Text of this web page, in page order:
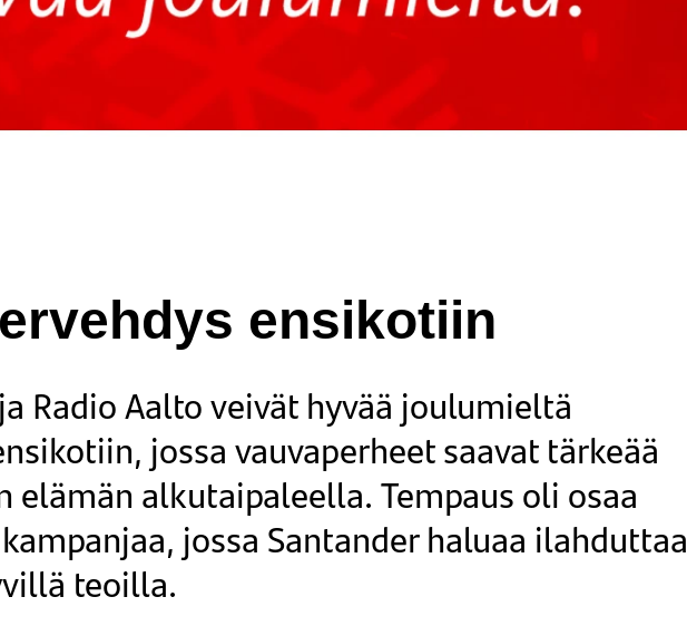
ensikotiin
Radio Aalto veivät hyvää joulumieltä
jossa vauvaperheet saavat tärkeää
elämän alkutaipaleella. Tempaus oli osaa
jossa Santander haluaa ilahduttaa
teoilla.